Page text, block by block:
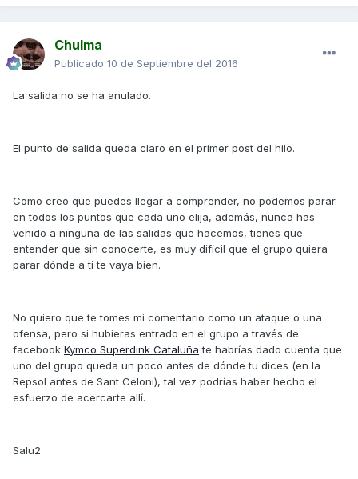
Chulma
Publicado 10 de Septiembre del 2016
La salida no se ha anulado.
El punto de salida queda claro en el primer post del hilo.
Como creo que puedes llegar a comprender, no podemos parar
en todos los puntos que cada uno elija, además, nunca has
venido a ninguna de las salidas que hacemos, tienes que
entender que sin conocerte, es muy difícil que el grupo quiera
parar dónde a ti te vaya bien.
No quiero que te tomes mi comentario como un ataque o una
ofensa, pero si hubieras entrado en el grupo a través de
facebook Kymco Superdink Cataluña te habrías dado cuenta que
uno del grupo queda un poco antes de dónde tu dices (en la
Repsol antes de Sant Celoni), tal vez podrías haber hecho el
esfuerzo de acercarte allí.
Salu2